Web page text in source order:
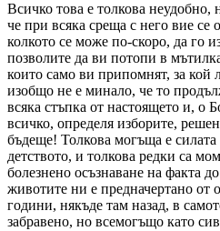
Всичко това е толкова
че при всяка среща с него вие се
колкото се може по-скоро, да го
позволите да ви потопи в
които само ви припомнят, за кой
изобщо не е минало, че то
всяка стъпка от настоящето и, о
всичко, определя изборите,
бъдеще! Толкова могъща е
детството, и толкова редки са
болезнено осъзнаване на факта
животите ни е предначертано от
години, някъде там назад, в
забравено, но всемогъщо като